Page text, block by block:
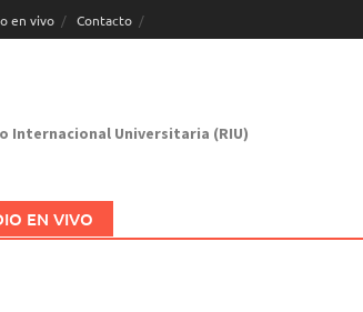
en vivo Contacto
Internacional Universitaria (RIU)
EN VIVO